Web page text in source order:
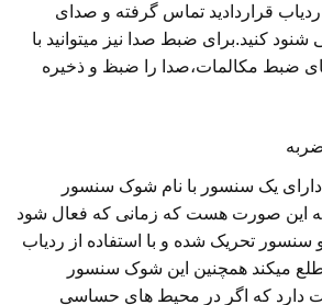
قراردادید تماس گرفته و صدای
شنود کنید.برای ضبط صدا نیز میتوانید با
ضبط مکالمات،صدا را ضبظ و ذخیره
یک سنسور با نام شوک سنسور
به این صورت هست که زمانی که فعال شود
سنسور تحریک شده و با استفاده از ردیاب
میکند همچنین این شوک سنسور
دارد که اگر در محیط های حساسی